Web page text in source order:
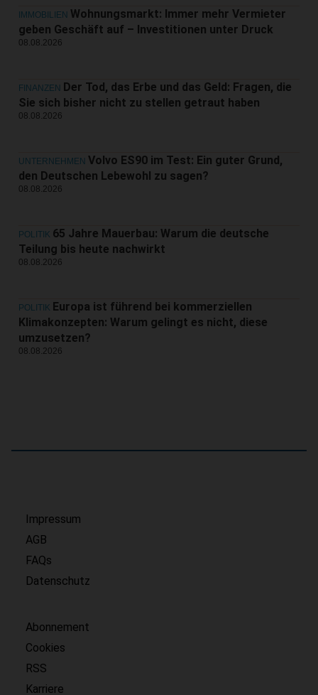
IMMOBILIEN Wohnungsmarkt: Immer mehr Vermieter
geben Geschäft auf – Investitionen unter Druck
08.08.2026
FINANZEN
Der Tod, das Erbe und das Geld: Fragen, die
Sie sich bisher nicht zu stellen getraut haben
08.08.2026
UNTERNEHMEN Volvo ES90 im Test: Ein guter Grund,
den Deutschen Lebewohl zu sagen?
08.08.2026
POLITIK 65 Jahre Mauerbau: Warum die deutsche
Teilung bis heute nachwirkt
08.08.2026
POLITIK Europa ist führend bei kommerziellen
Klimakonzepten: Warum gelingt es nicht, diese
umzusetzen?
08.08.2026
Impressum
AGB
FAQs
Datenschutz
Abonnement
Cookies
RSS
Karriere